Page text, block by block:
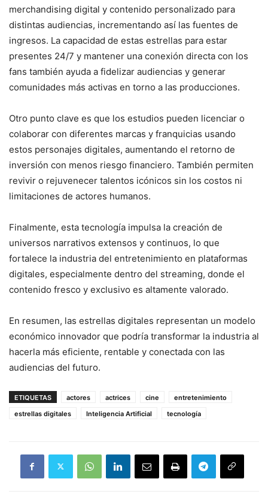
merchandising digital y contenido personalizado para
distintas audiencias, incrementando así las fuentes de
ingresos. La capacidad de estas estrellas para estar
presentes 24/7 y mantener una conexión directa con los
fans también ayuda a fidelizar audiencias y generar
comunidades más activas en torno a las producciones.
Otro punto clave es que los estudios pueden licenciar o
colaborar con diferentes marcas y franquicias usando
estos personajes digitales, aumentando el retorno de
inversión con menos riesgo financiero. También permiten
revivir o rejuvenecer talentos icónicos sin los costos ni
limitaciones de actores humanos.
Finalmente, esta tecnología impulsa la creación de
universos narrativos extensos y continuos, lo que
fortalece la industria del entretenimiento en plataformas
digitales, especialmente dentro del streaming, donde el
contenido fresco y exclusivo es altamente valorado.
En resumen, las estrellas digitales representan un modelo
económico innovador que podría transformar la industria al
hacerla más eficiente, rentable y conectada con las
audiencias del futuro.
ETIQUETAS actores actrices cine
entretenimiento
estrellas digitales
Inteligencia Artificial tecnología